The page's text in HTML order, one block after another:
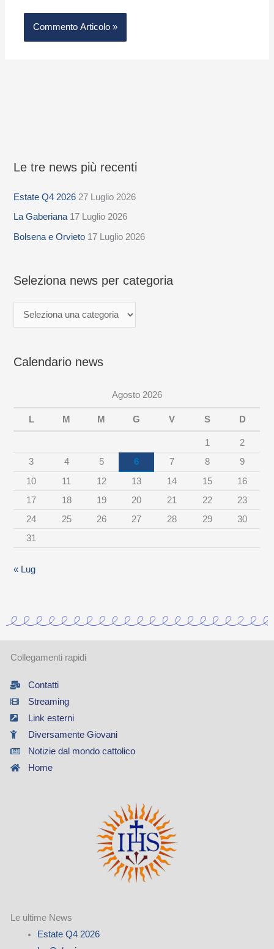
Le tre news più recenti
Estate Q4 2026 27 Luglio 2026
La Gaberiana 17 Luglio 2026
Bolsena e Orvieto 17 Luglio 2026
Seleziona news per categoria
S
l
e
z
n
w
r
c
i
Calendario news
Agosto 2026
L M M G V S D
1
2
3
4 5 6 7 8
9
10
11 12 13 14 15
16
17
18 19 20 21 22
23
24
25 26 27 28 29
30
31
« Lug
Collegamenti rapidi
Contatti
Streaming
Link esterni
Diversamente Giovani
Notizie dal mondo cattolico
Home
Le ultime News
Estate Q4 2026